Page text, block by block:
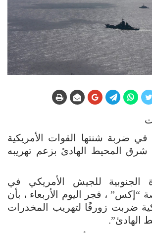
في ضربة شنتها القوات الأمريكية
المحيط الهادئ بزعم تهريبه
الجنوبية للجيش الأمريكي في
“إكس” ، فجر اليوم الأربعاء ، بأن
ضربت زورقًا لتهريب المخدرات
الهادئ”.